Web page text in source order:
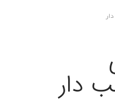
دار